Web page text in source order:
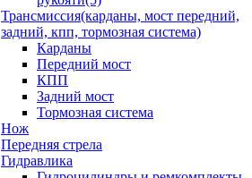
Трансмиссия(карданы, мост передний,
задний, кпп, тормозная система)
Карданы
Передний мост
КПП
Задний мост
Тормозная система
Нож
Передняя стрела
Гидравлика